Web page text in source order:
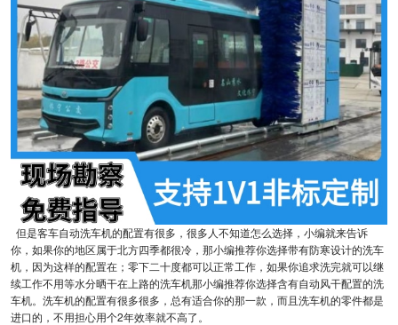
但是客车自动洗车机的配置有很多，很多人不知道怎么选择，小编就来告诉
你，如果你的地区属于北方四季都很冷，那小编推荐你选择带有防寒设计的洗车
机，因为这样的配置在；零下二十度都可以正常工作，如果你追求洗完就可以继
续工作不用等水分晒干在上路的洗车机那小编推荐你选择含有自动风干配置的洗
车机。洗车机的配置有很多很多，总有适合你的那一款，而且洗车机的零件都是
进口的，不用担心用个2年效率就不高了。